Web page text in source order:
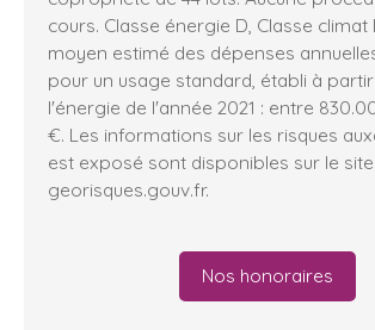
cours. Classe énergie D, Classe
moyen estimé des dépenses
pour un usage standard, établi à
l'énergie de l'année 2021 : entre
€. Les informations sur les risques
est exposé sont disponibles sur le
georisques.gouv.fr.
Nos honoraires